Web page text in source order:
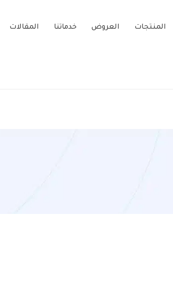
المنتجات العروض خدماتنا المقالات